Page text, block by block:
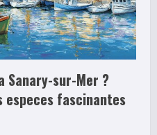
Sanary-sur-Mer ?
especes fascinantes